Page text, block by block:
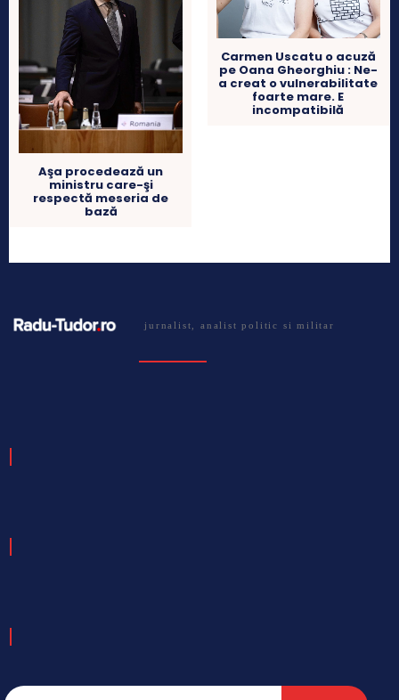
Aşa procedează un
ministru care-şi
respectă meseria de
bază
Carmen Uscatu o acuză
pe Oana Gheorghiu : Ne-
a creat o vulnerabilitate
foarte mare. E
incompatibilă
jurnalist, analist politic si militar